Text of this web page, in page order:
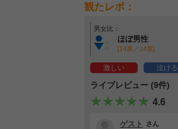
観たレポ：
男女比：
ほぼ男性
[14票／14票]
激しい 泣ける
ライブレビュー (9件)
4.6
ゲスト さん